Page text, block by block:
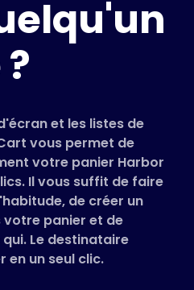
pris en charge
d'utilisation
(French)et les listes de
vous permet de
votre panier Harbor
Il vous suffit de faire
de créer un
panier et de
Le destinataire
en un seul clic.